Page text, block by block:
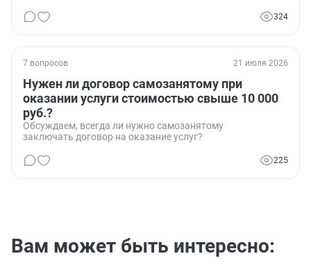
324
7 вопросов 21 июля 2026
Нужен ли договор самозанятому при
оказании услуги стоимостью свыше 10 000
руб.?
Обсуждаем, всегда ли нужно самозанятому
заключать договор на оказание услуг?
225
Вам может быть интересно: